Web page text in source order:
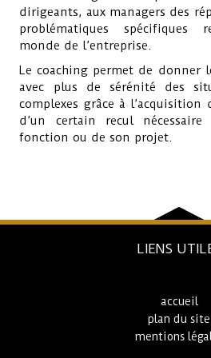
dirigeants, aux managers des
problématiques spécifiques
monde de l’entreprise.
Le coaching permet de donner
avec plus de sérénité des
complexes grâce à
d’un certain recul
fonction ou de son projet.
LIENS
accueil
plan du site
mentions